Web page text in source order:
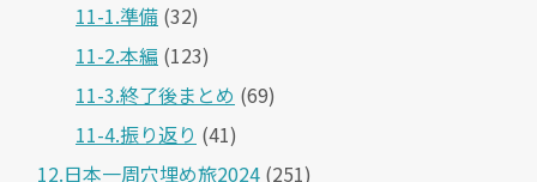
11-1.準備 (32)
11-2.本編 (123)
11-3.終了後まとめ (69)
11-4.振り返り (41)
12.日本一周穴埋め旅2024 (251)